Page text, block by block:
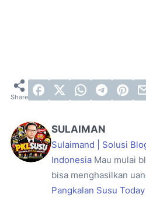
SULAIMAN
Sulaimand | Solusi
Indonesia Mau mulai
bisa menghasilkan
Pangkalan Susu Today